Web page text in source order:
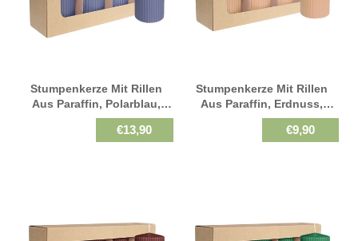
Stumpenkerze Mit Rillen
Aus Paraffin, Polarblau,
WENZEL, 130/70 Mm,
Brenndauer Ca. 57h,
€13,90
Stumpenkerze Mit Rillen
Aus Paraffin, Erdnuss,
WENZEL, 90/70 Mm,
Brenndauer Ca. 39h,
€9,90